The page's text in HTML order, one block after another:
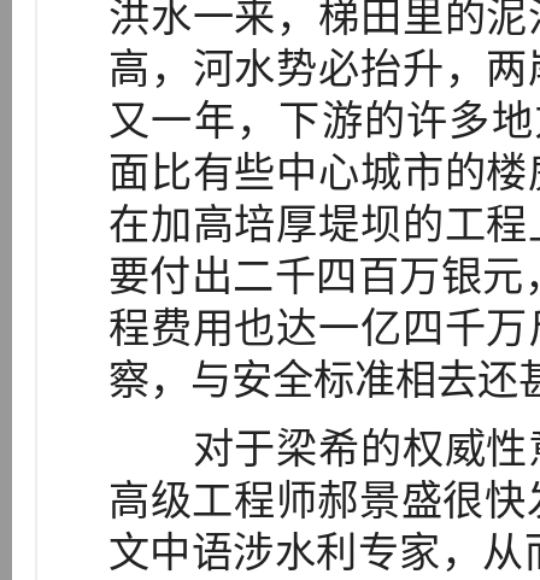
洪水一来，梯田里的
高，河水势必抬升，
又一年，下游的许多
面比有些中心城市的
在加高培厚堤坝的工
要付出二千四百万银
程费用也达一亿四千
察，与安全标准相去还
对于梁希的权威性
高级工程师郝景盛很
文中语涉水利专家，